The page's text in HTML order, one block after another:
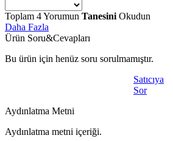
Toplam 4Yorumun Tanesini Okudun
Daha Fazla
Ürün Soru&Cevapları
Bu ürün için henüz soru sorulmamıştır.
Satıcıya
Sor
Aydınlatma Metni
Aydınlatma metni içeriği.